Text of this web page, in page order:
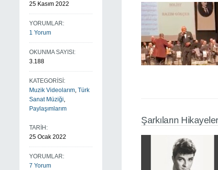
25 Kasım 2022
YORUMLAR:
1 Yorum
OKUNMA SAYISI:
3.188
KATEGORİSİ:
Muzik Videolarım, Türk
Sanat Müziği,
Paylaşımlarım
TARİH:
25 Ocak 2022
YORUMLAR:
7 Yorum
Şarkıların